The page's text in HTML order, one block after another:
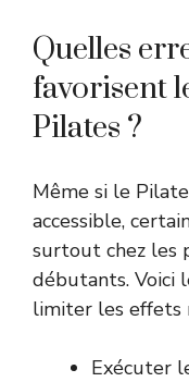
Quelles
favorisent
Pilates ?
Même si le
accessible,
surtout chez les
débutants. Voici
limiter les effets
Exécuter